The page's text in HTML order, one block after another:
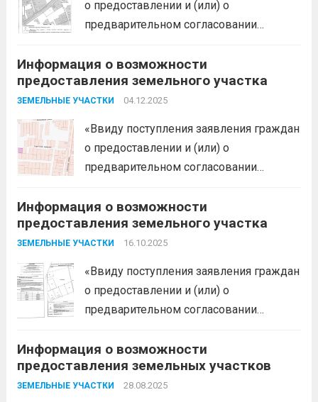
предоставления следующего
земельного участка:...
о предоставлении и (или) о
предварительном согласовании
администрация муниципального
образования Белореченский
муниципальный район Краснодарского
ЗК РФ информирует о возможности
предоставления следующего
земельного участка:...
Информация о возможности
предоставления земельного участка
ЗЕМЕЛЬНЫЕ УЧАСТКИ 04.12.2025
«Ввиду поступления заявления граждан
о предоставлении и (или) о
предварительном согласовании
администрация муниципального
образования Белореченский
муниципальный район Краснодарского
ЗК РФ информирует о возможности
предоставления следующего
земельного участка:...
Информация о возможности
предоставления земельного участка
ЗЕМЕЛЬНЫЕ УЧАСТКИ 16.10.2025
«Ввиду поступления заявления граждан
о предоставлении и (или) о
предварительном согласовании
администрация муниципального
образования Белореченский
муниципальный район Краснодарского
Информация о возможности
предоставления земельных участков
ЗЕМЕЛЬНЫЕ УЧАСТКИ 28.08.2025